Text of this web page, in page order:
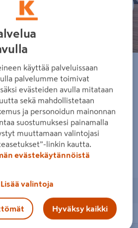
kesä!
terassia, tai kaipaako vanha
Valitse sopivat
tarvikkeet perustamiseen.
terassioppaaseen
terassilaskuria
Suodattimet
käyttää palveluissaan
palvelumme toimivat
evästeiden avulla mitataan
sekä mahdollistetaan
ja personoidun mainonnan
suostumuksesi painamalla
muuttamaan valintojasi
linkin kautta.
evästekäytännöistä
Lisää valintoja
Hyväksy kaikki